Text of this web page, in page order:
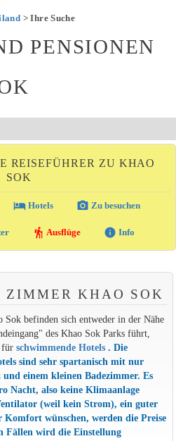
> Ihre Suche
PENSIONEN
REISEFÜHRER ZU KHAO
SOK
local_hotelHotels photo_camera Zu besuchen
hiking Ausflüge info Info
KHAO SOK
befinden sich entweder in der Nähe
des Khao Sok Parks führt,
für schwimmende Hotels . Die
sind sehr spartanisch mit nur
einem kleinen Badezimmer. Es
Nacht, also keine Klimaanlage
(weil kein Strom), ein guter
wünschen, werden die Preise
Fällen wird die Einstellung